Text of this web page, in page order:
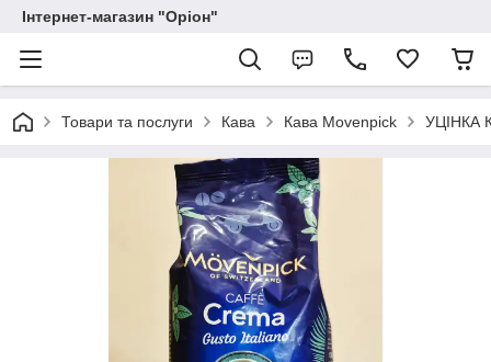
Інтернет-магазин "Оріон"
Товари та послуги Кава Кава Movenpick УЦІНКА